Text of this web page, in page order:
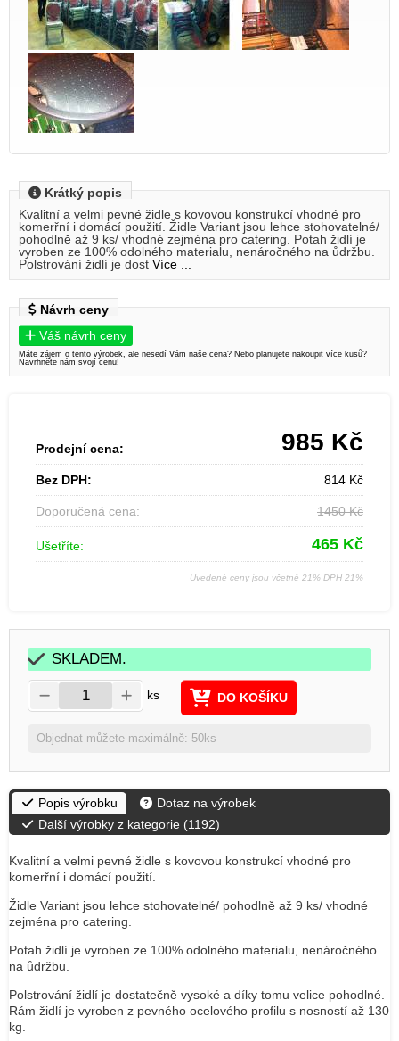
Krátký popis
Kvalitní a velmi pevné židle s kovovou konstrukcí vhodné pro
komerřní i domácí použití. Židle Variant jsou lehce stohovatelné/
pohodlně až 9 ks/ vhodné zejména pro catering. Potah židlí je
vyroben ze 100% odolného materialu, nenáročného na ůdržbu.
Polstrování židlí je dost Více ...
Návrh ceny
Váš návrh ceny
Máte zájem o tento výrobek, ale nesedí Vám naše cena? Nebo planujete nakoupit více kusů?
Navrhněte nám svojí cenu!
Prodejní cena: 985 Kč
Bez DPH: 814 Kč
Doporučená cena: 1450Kč
Ušetříte: 465 Kč
Uvedené ceny jsou včetně 21% DPH 21%
SKLADEM.
ks DO KOŠÍKU
Objednat můžete maximálně: 50ks
Popis výrobku
Dotaz na výrobek
Další výrobky z kategorie (1192)
Kvalitní a velmi pevné židle s kovovou konstrukcí vhodné pro
komerřní i domácí použití.
Židle Variant jsou lehce stohovatelné/ pohodlně až 9 ks/ vhodné
zejména pro catering.
Potah židlí je vyroben ze 100% odolného materialu, nenáročného
na ůdržbu.
Polstrování židlí je dostatečně vysoké a díky tomu velice pohodlné.
Rám židlí je vyroben z pevného ocelového profilu s nosností až 130
kg.